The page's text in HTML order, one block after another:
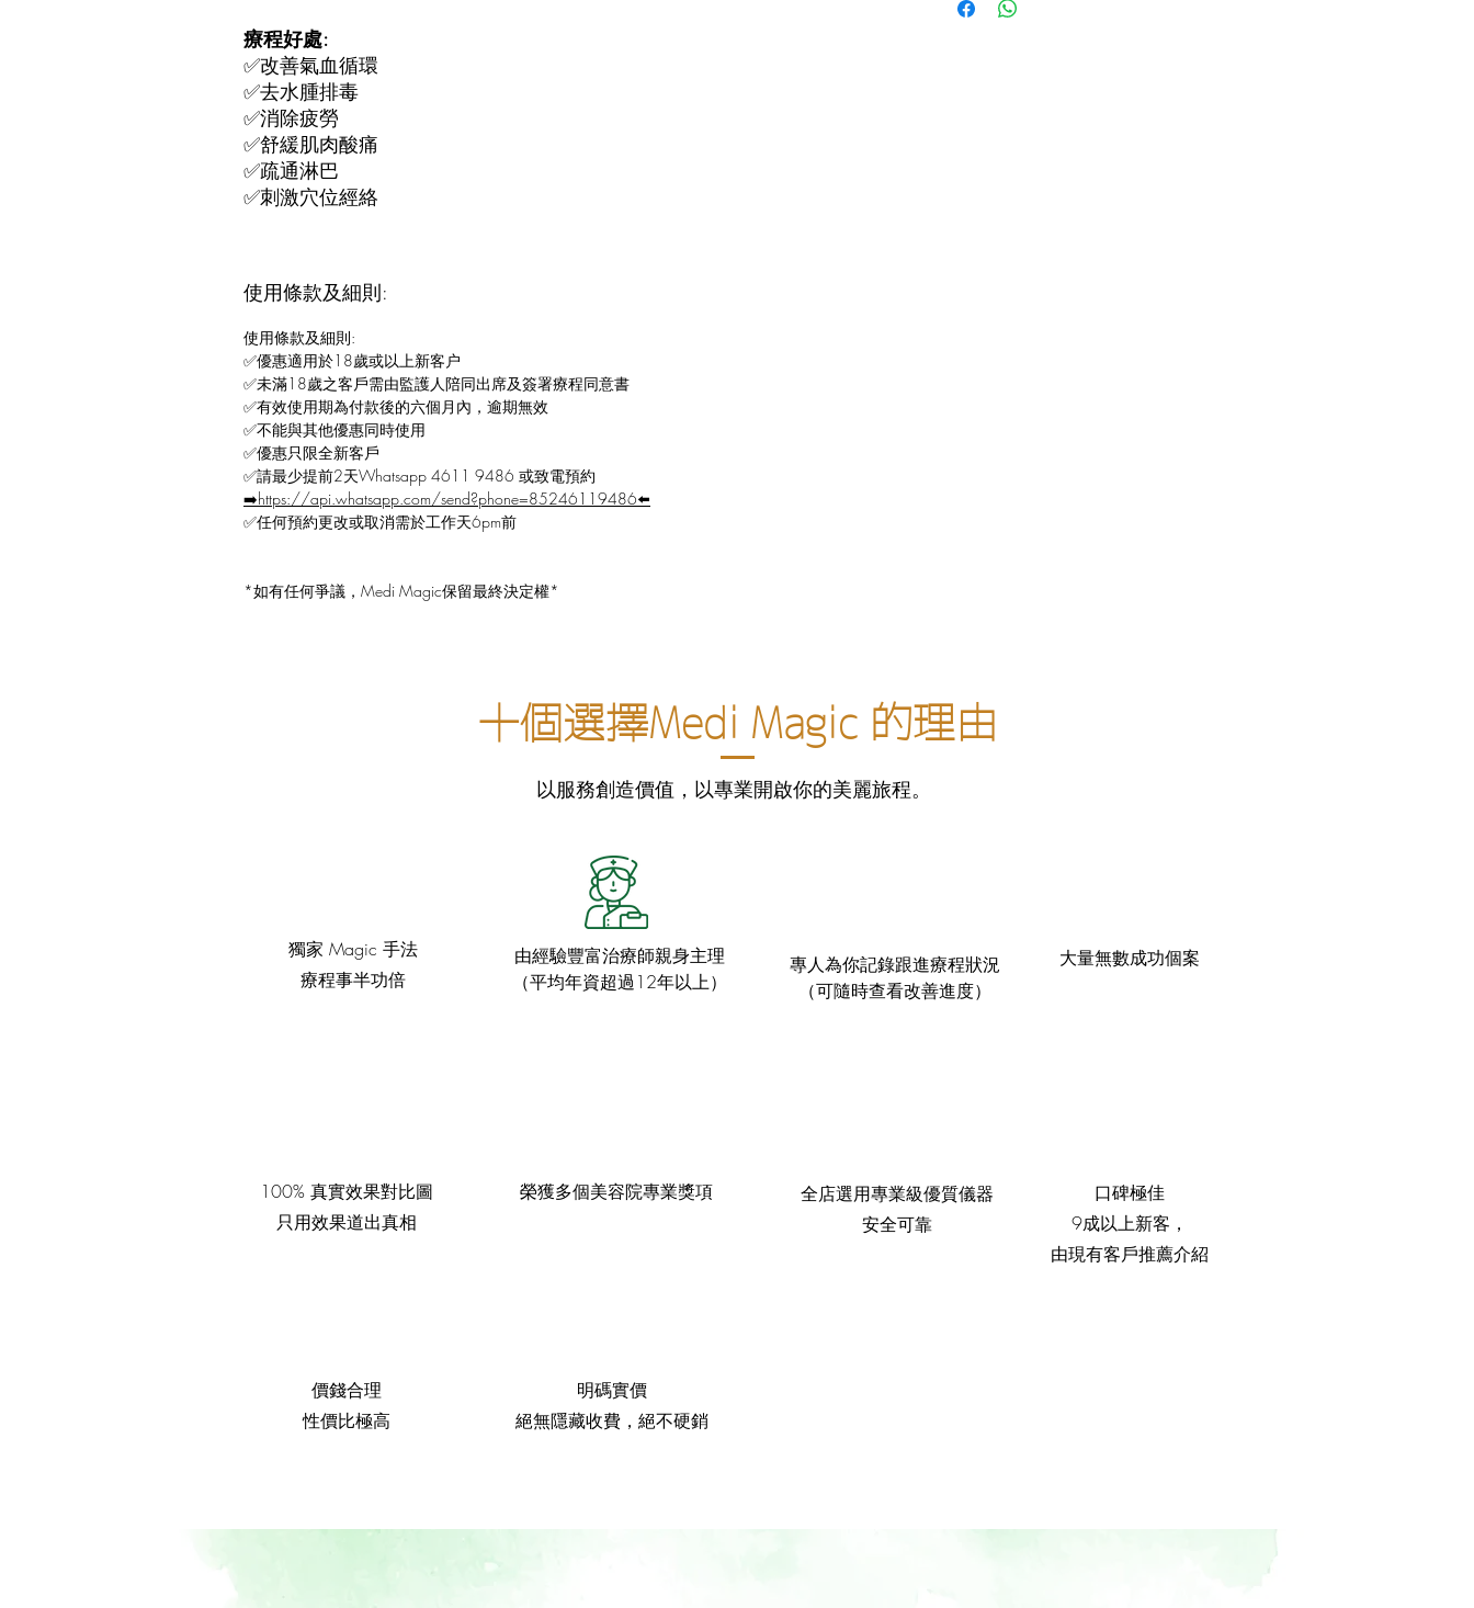
療程好處:
✅改善氣血循環
✅去水腫排毒
✅消除疲勞
✅舒緩肌肉酸痛
✅疏通淋巴
✅刺激穴位經絡
使用條款及細則:
使用條款及細則:
✅優惠適用於18歲或以上新客户
✅未滿18歲之客戶需由監護人陪同出席及簽署療程同意書
✅有效使用期為付款後的六個月內，逾期無效
✅不能與其他優惠同時使用
✅優惠只限全新客戶
✅請最少提前2天Whatsapp 4611 9486 或致電預約
➡️https://api.whatsapp.com/send?phone=85246119486⬅️
✅任何預約更改或取消需於工作天6pm前
*如有任何爭議，Medi Magic保留最終決定權*
​十個選擇Medi Magic 的理由
以服務創造價值，以專業開啟你的美麗旅程。
獨家 Magic 手法
療程事半功倍
由經驗豐富治療師親身主理
（平均年資超過12年以上）
專人為你記錄跟進療程狀況
（可隨時查看改善進度）
大量無數成功個案
100% 真實效果對比圖
只用效果道出真相
榮獲多個美容院專業獎項
全店選用專業級優質儀器
安全可靠
口碑極佳
9成以上新客，
由現有客戶推薦介紹
明碼實價
絕無隱藏收費，絕不硬銷
價錢合理
性價比極高